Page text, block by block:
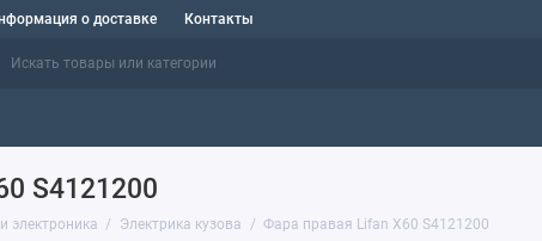
о доставке Контакты
S4121200
электроника Электрика кузова Фара правая Lifan X60 S4121200